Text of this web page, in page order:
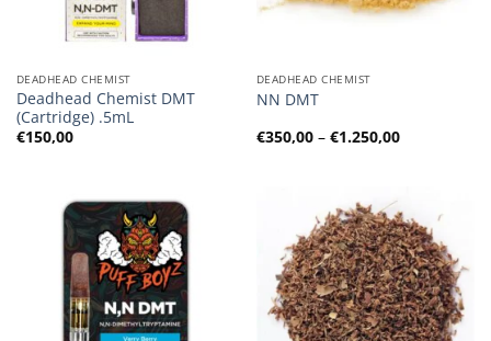
DEADHEAD CHEMIST
Deadhead Chemist DMT
(Cartridge) .5mL
€150,00
DEADHEAD CHEMIST
NN DMT
€350,00 – €1.250,00